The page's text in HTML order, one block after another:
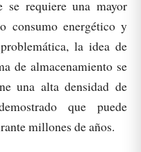
se requiere una mayor
consumo energético y
la idea de
de almacenamiento se
una alta densidad de
que puede
millones de años.